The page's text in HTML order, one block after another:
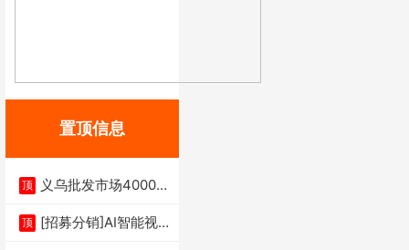
置顶信息
顶
义乌批发市场4000多
顶 [招募分销]AI智能视